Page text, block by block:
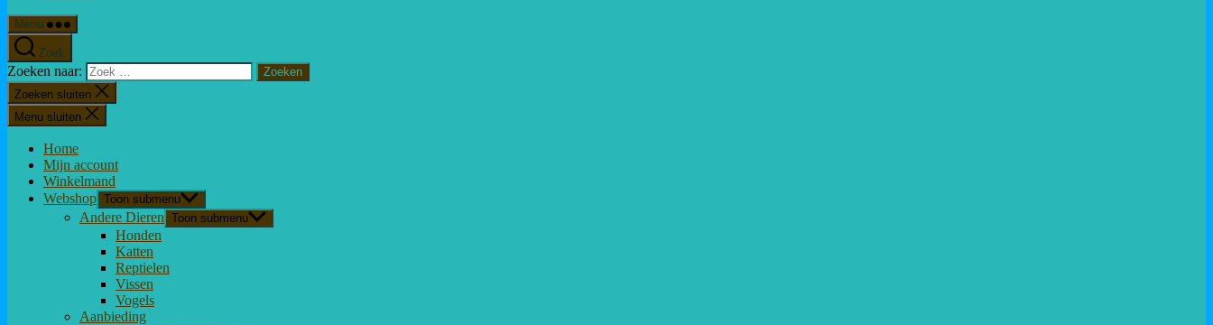
Menu
Zoek
Zoeken naar:
Zoeken sluiten
Menu sluiten
Home
Mijn account
Winkelmand
Webshop Toon submenu
Andere Dieren Toon submenu
Honden
Katten
Reptielen
Vissen
Vogels
Aanbieding